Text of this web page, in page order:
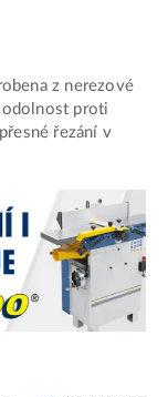
z nerezové
proti
řezání v